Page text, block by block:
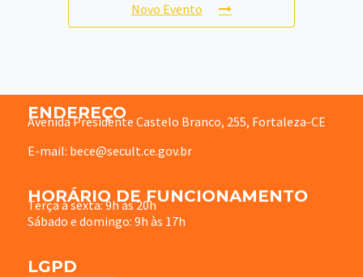
Novo Evento
ENDEREÇO
Avenida Presidente Castelo Branco, 255, Fortaleza-CE
E-mail: bece@secult.ce.gov.br
HORÁRIO DE FUNCIONAMENTO
Terça à sexta: 9h às 20h
Sábado e domingo: 9h às 17h
LGPD